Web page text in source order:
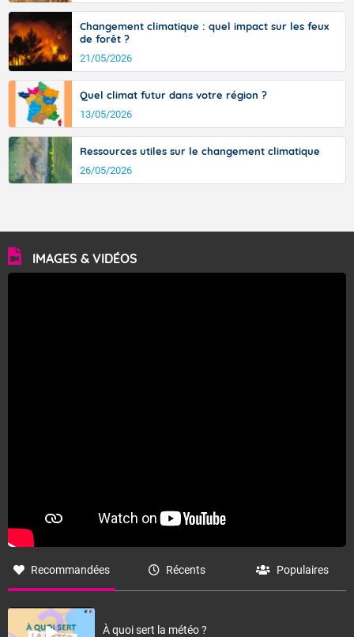
Changement climatique : quel impact sur les feux
de forêt ?
21/05/2026
Quel climat futur dans votre région ?
13/05/2026
Ressources utiles sur le changement climatique
26/05/2026
IMAGES & VIDÉOS
Recommandées Récents Populaires
À quoi sert la météo ?